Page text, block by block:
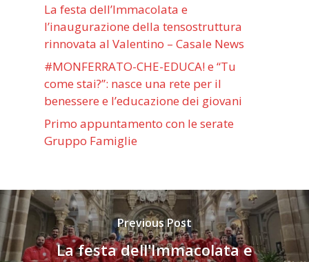
La festa dell’Immacolata e
l’inaugurazione della tensostruttura
rinnovata al Valentino – Casale News
#MONFERRATO-CHE-EDUCA! e “Tu
come stai?”: nasce una rete per il
benessere e l’educazione dei giovani
Primo appuntamento con le serate
Gruppo Famiglie
Previous Post
La festa dell'Immacolata e